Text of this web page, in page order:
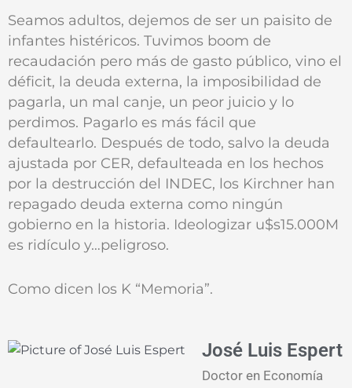
Seamos adultos, dejemos de ser un paisito de
infantes histéricos. Tuvimos boom de
recaudación pero más de gasto público, vino el
déficit, la deuda externa, la imposibilidad de
pagarla, un mal canje, un peor juicio y lo
perdimos. Pagarlo es más fácil que
defaultearlo. Después de todo, salvo la deuda
ajustada por CER, defaulteada en los hechos
por la destrucción del INDEC, los Kirchner han
repagado deuda externa como ningún
gobierno en la historia. Ideologizar u$s15.000M
es ridículo y…peligroso.
Como dicen los K “Memoria”.
José Luis Espert
Doctor en Economía